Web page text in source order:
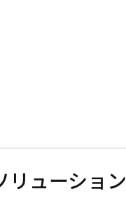
リューション